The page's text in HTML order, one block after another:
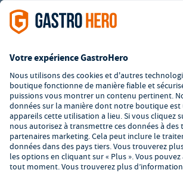
L’offre de la société GastroHero est
entreprises. Tous les prix sont des prix
Certaines méthodes de paiement peuvent
supplémentaires.
² PVC : Prix de Vente Conseillé par le fabricant
*A partir d'un montant de 350€ net. Jusqu'à
de port s'élèvent à 7,90€ (hors TVA).